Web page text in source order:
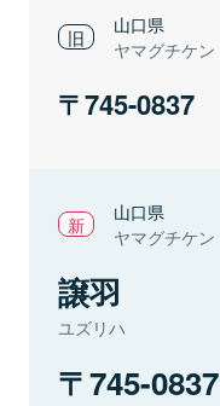
山口県
ヤマグチケン
745-0837
山口県
ヤマグチケン
譲羽
ユズリハ
745-0837